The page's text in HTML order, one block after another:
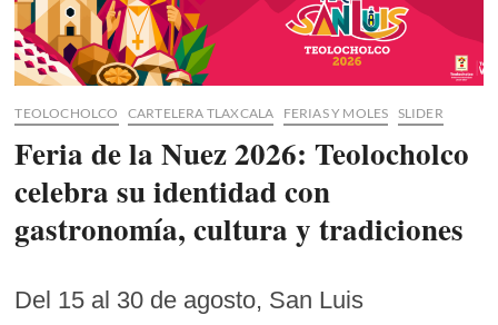
TEOLOCHOLCO CARTELERA TLAXCALA FERIAS Y MOLES SLIDER
Feria de la Nuez 2026: Teolocholco
celebra su identidad con
gastronomía, cultura y tradiciones
Del 15 al 30 de agosto, San Luis